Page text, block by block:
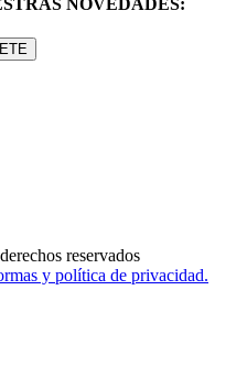
NOVEDADES:
reservados
y política de privacidad.